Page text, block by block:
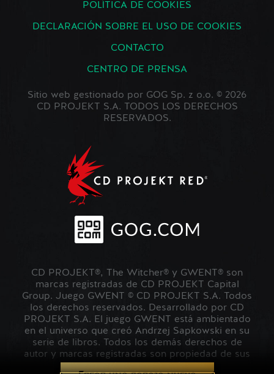
POLÍTICA DE COOKIES
DECLARACIÓN SOBRE EL USO DE COOKIES
CONTACTO
CENTRO DE PRENSA
Sitio web gestionado por GOG Sp. z o.o. © 2026
CD PROJEKT S.A. TODOS LOS DERECHOS
RESERVADOS.
CD PROJEKT®, The Witcher® y GWENT® son
marcas registradas de CD PROJEKT Capital
Group. Juego GWENT © CD PROJEKT S.A. Todos
los derechos reservados. Desarrollado por CD
PROJEKT S.A. El juego GWENT está ambientado
en el universo que creó Andrzej Sapkowski en su
serie de libros. Todos los demás derechos de
autor y marcas registradas son propiedad de sus
respectivos propietarios.